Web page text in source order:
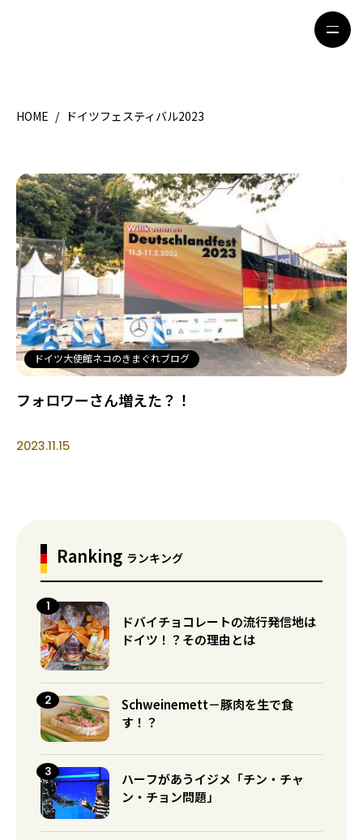
HOME
特集記事
観光ガイド
留学＆キャリア
ライフスタイル
著者一覧
ライター募集
HOME / ドイツフェスティバル2023
ドイツ大使館ネコのきまぐれブログ
フォロワーさん増えた？！
2023.11.15
Ranking ランキング
ドバイチョコレートの流行発信地は
ドイツ！？その理由とは
Schweinemett－豚肉を生で食
す！？
ハーフがあうイジメ「チン・チャ
ン・チョン問題」